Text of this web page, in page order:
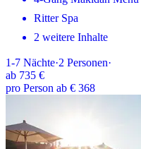
Ritter Spa
2 weitere Inhalte
1-7 Nächte·2 Personen·
ab 735 €
pro Person ab € 368